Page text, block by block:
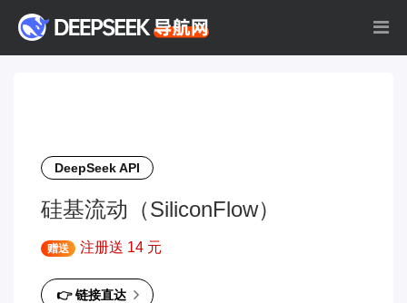
DeepSeek API
硅基流动（SiliconFlow）
赠送 注册送 14 元
👉 链接直达